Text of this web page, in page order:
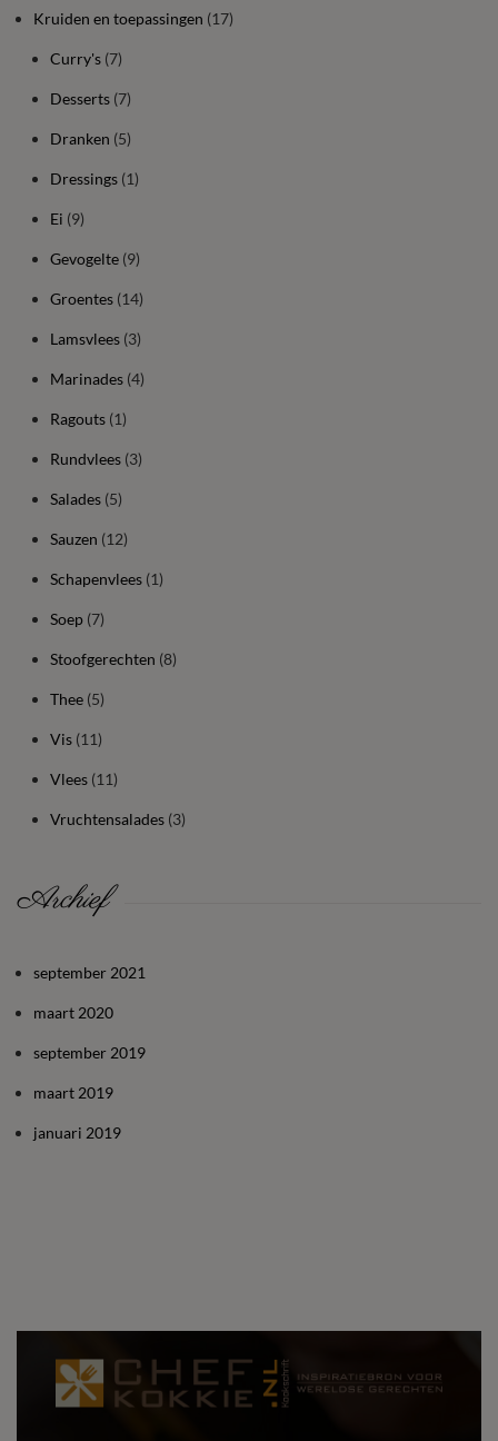
Kruiden en toepassingen (17)
Curry's (7)
Desserts (7)
Dranken (5)
Dressings (1)
Ei (9)
Gevogelte (9)
Groentes (14)
Lamsvlees (3)
Marinades (4)
Ragouts (1)
Rundvlees (3)
Salades (5)
Sauzen (12)
Schapenvlees (1)
Soep (7)
Stoofgerechten (8)
Thee (5)
Vis (11)
Vlees (11)
Vruchtensalades (3)
Archief
september 2021
maart 2020
september 2019
maart 2019
januari 2019